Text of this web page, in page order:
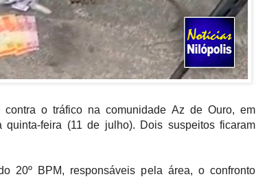
o tráfico na comunidade Az de Ouro, em
feira (11 de julho). Dois suspeitos ficaram
20º BPM, responsáveis pela área, o confronto